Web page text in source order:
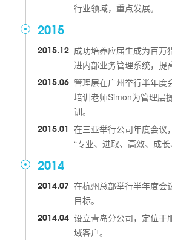
行业领域，重点发展。
2015
2015.12 成功培养应届生成为百万
进内部业务管理系统，提
2015.06 管理层在广州举行半年度
培训老师Simon为管理层
训。
2015.01
在三亚举行公司年度会议
“专业、进取、高效、成长
2014
2014.07 在杭州总部举行半年度会
目标。
2014.04 设立青岛分公司，定位于
域客户。